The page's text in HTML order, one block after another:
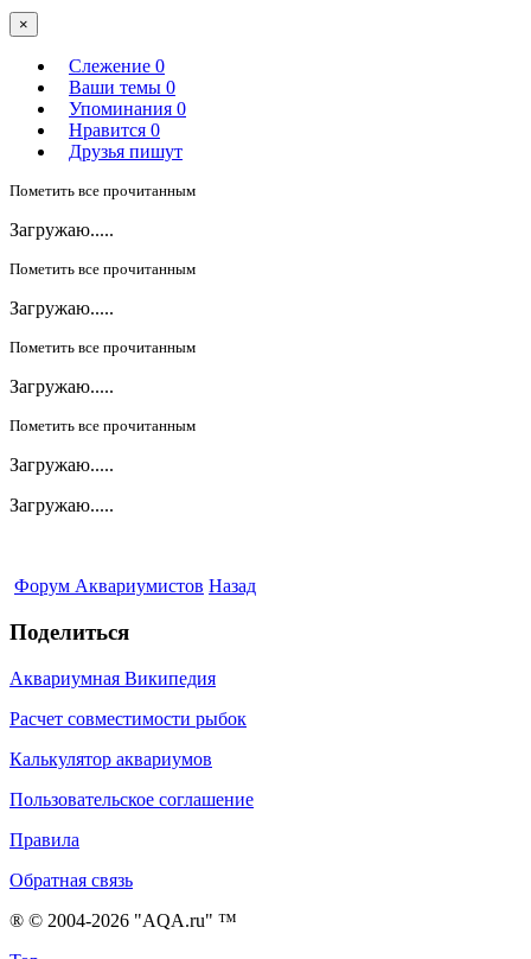
×
Слежение 0
Ваши темы 0
Упоминания 0
Нравится 0
Друзья пишут
Пометить все прочитанным
Загружаю.....
Пометить все прочитанным
Загружаю.....
Пометить все прочитанным
Загружаю.....
Пометить все прочитанным
Загружаю.....
Загружаю.....
Форум Аквариумистов Назад
Поделиться
Аквариумная Википедия
Расчет совместимости рыбок
Калькулятор аквариумов
Пользовательское соглашение
Правила
Обратная связь
® © 2004-2026 "AQA.ru" ™